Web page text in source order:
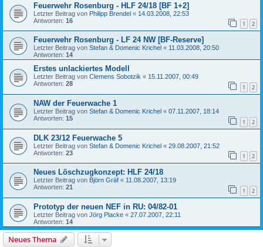
Feuerwehr Rosenburg - HLF 24/18 [BF 1+2]
Letzter Beitrag von Philipp Brendel « 14.03.2008, 22:53
Antworten: 16 1 2
Feuerwehr Rosenburg - LF 24 NW [BF-Reserve]
Letzter Beitrag von Stefan & Domenic Krichel « 11.03.2008, 20:50
Antworten: 14
Erstes unlackiertes Modell
Letzter Beitrag von Clemens Sobotzik « 15.11.2007, 00:49
Antworten: 28 1 2
NAW der Feuerwache 1
Letzter Beitrag von Stefan & Domenic Krichel « 07.11.2007, 18:14
Antworten: 15 1 2
DLK 23/12 Feuerwache 5
Letzter Beitrag von Stefan & Domenic Krichel « 29.08.2007, 21:52
Antworten: 23 1 2
Neues Löschzugkonzept: HLF 24/18
Letzter Beitrag von Björn Gräf « 11.08.2007, 13:19
Antworten: 21 1 2
Prototyp der neuen NEF in RU: 04/82-01
Letzter Beitrag von Jörg Placke « 27.07.2007, 22:11
Antworten: 14
Neues Thema